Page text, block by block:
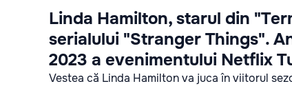
Linda Hamilton, starul din
serialului "Stranger Things".
2023 a evenimentului Netflix
Vestea că Linda Hamilton va juca în viitorul